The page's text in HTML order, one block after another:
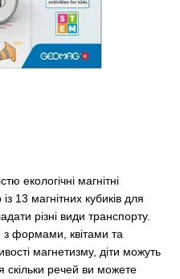
екологічні магнітні
13 магнітних кубиків для
різні види транспорту.
з формами, квітами та
магнетизму, діти можуть
скільки речей ви можете